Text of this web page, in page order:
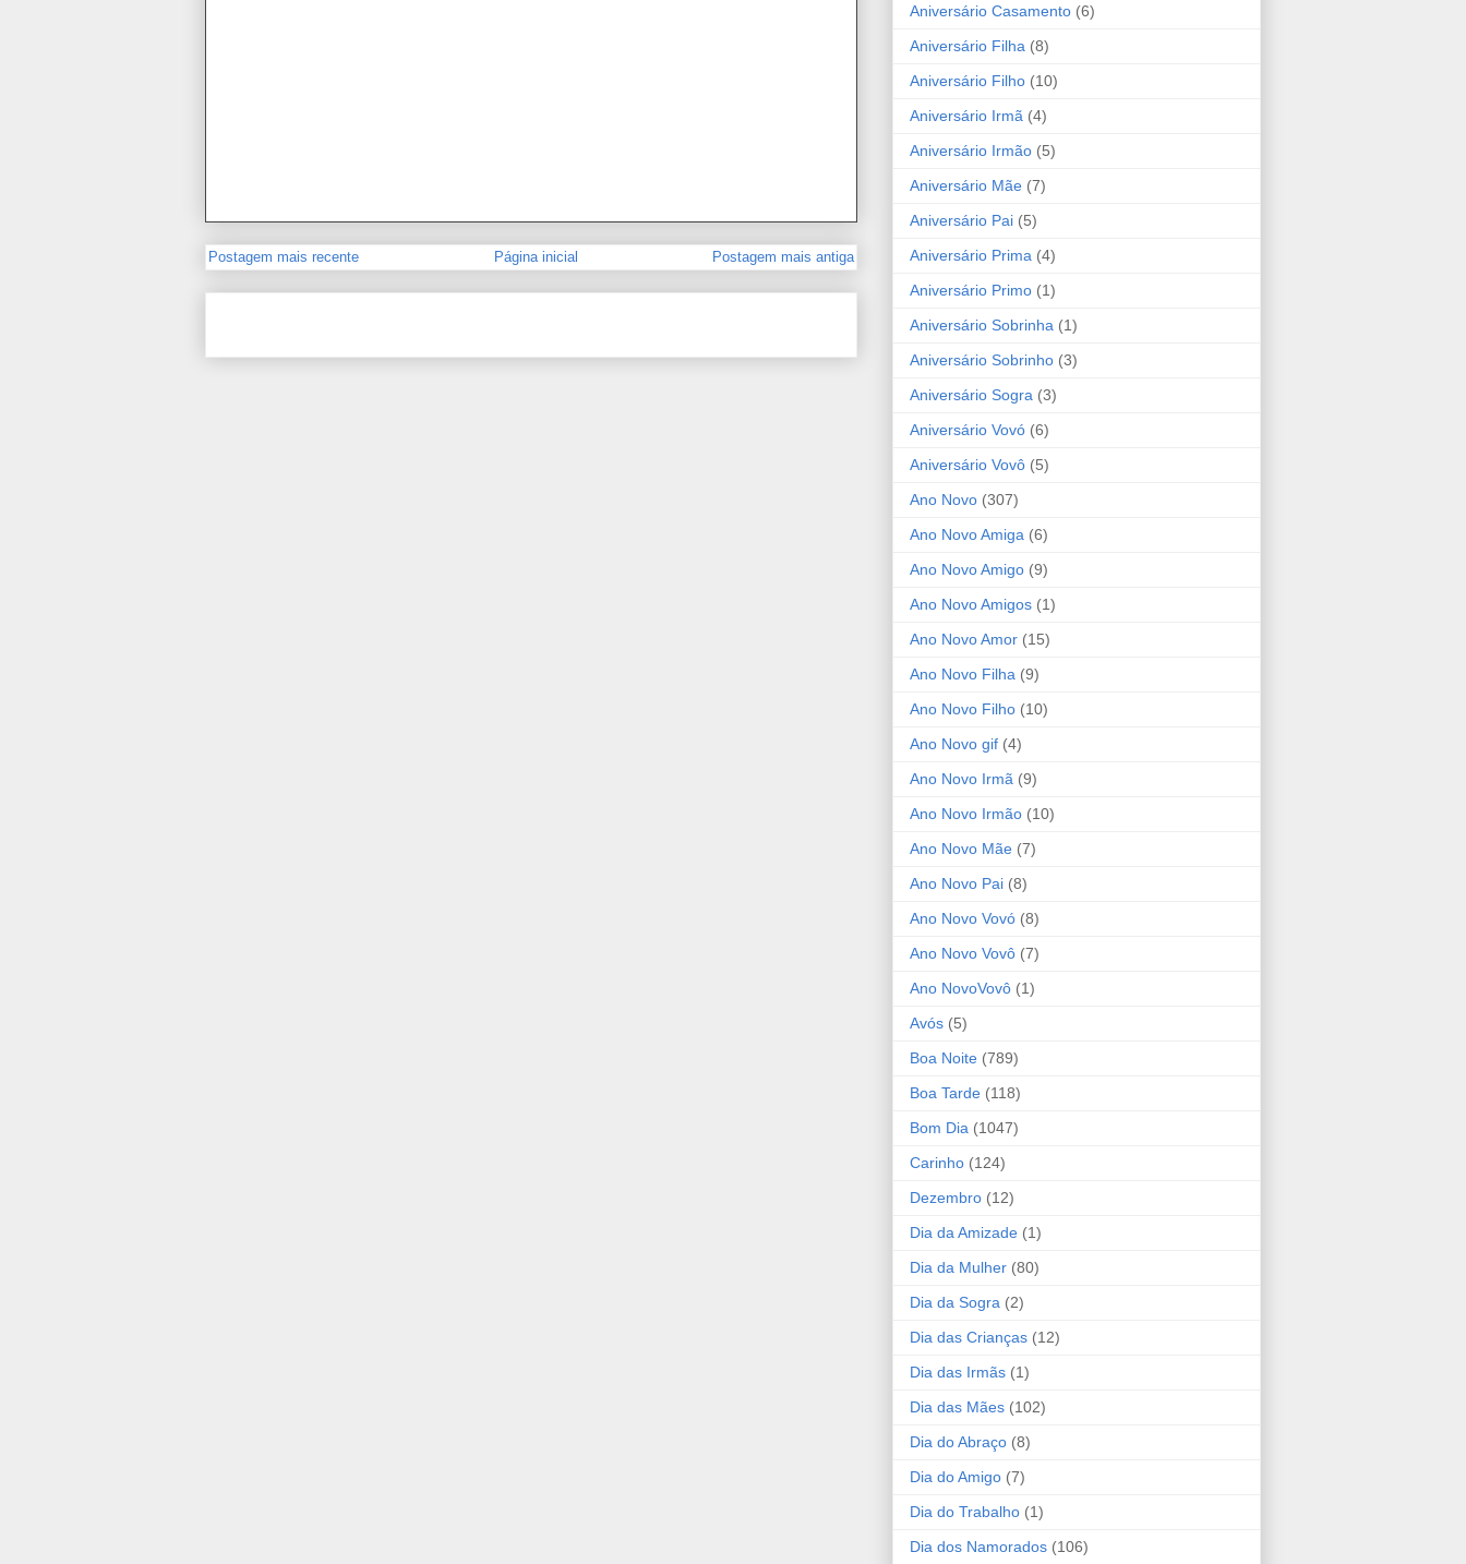
Postagem mais recente Postagem mais antiga
Página inicial
Aniversário Casamento (6)
Aniversário Filha (8)
Aniversário Filho (10)
Aniversário Irmã (4)
Aniversário Irmão (5)
Aniversário Mãe (7)
Aniversário Pai (5)
Aniversário Prima (4)
Aniversário Primo (1)
Aniversário Sobrinha (1)
Aniversário Sobrinho (3)
Aniversário Sogra (3)
Aniversário Vovó (6)
Aniversário Vovô (5)
Ano Novo (307)
Ano Novo Amiga (6)
Ano Novo Amigo (9)
Ano Novo Amigos (1)
Ano Novo Amor (15)
Ano Novo Filha (9)
Ano Novo Filho (10)
Ano Novo gif (4)
Ano Novo Irmã (9)
Ano Novo Irmão (10)
Ano Novo Mãe (7)
Ano Novo Pai (8)
Ano Novo Vovó (8)
Ano Novo Vovô (7)
Ano NovoVovô (1)
Avós (5)
Boa Noite (789)
Boa Tarde (118)
Bom Dia (1047)
Carinho (124)
Dezembro (12)
Dia da Amizade (1)
Dia da Mulher (80)
Dia da Sogra (2)
Dia das Crianças (12)
Dia das Irmãs (1)
Dia das Mães (102)
Dia do Abraço (8)
Dia do Amigo (7)
Dia do Trabalho (1)
Dia dos Namorados (106)